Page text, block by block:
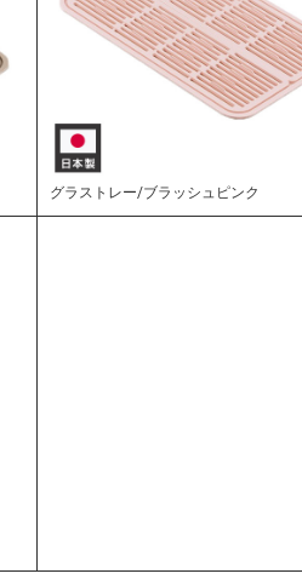
グラストレー/ブラッシュピンク